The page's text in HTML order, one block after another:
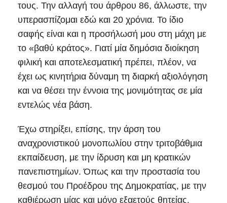
τους. Την αλλαγή του άρθρου 86, άλλωστε, την
υπερασπίζομαι εδώ και 20 χρόνια. Το ίδιο
σαφής είναι και η προσήλωσή μου στη μάχη με
το «βαθύ κράτος». Γιατί μία δημόσια διοίκηση
φιλική και αποτελεσματική πρέπει, πλέον, να
έχει ως κινητήρια δύναμη τη διαρκή αξιολόγηση
και να θέσει την έννοια της μονιμότητας σε μία
εντελώς νέα βάση.
Έχω στηρίξει, επίσης, την άρση του
αναχρονιστικού μονοπωλίου στην τριτοβάθμια
εκπαίδευση, με την ίδρυση και μη κρατικών
πανεπιστημίων. Όπως και την προστασία του
θεσμού του Προέδρου της Δημοκρατίας, με την
καθιέρωση μίας και μόνο εξαετούς θητείας.